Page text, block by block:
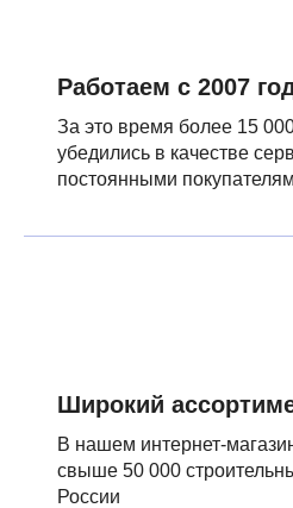
Работаем с 2007
За это время более 15
убедились в качестве
постоянными
Широкий
В нашем интернет-
свыше 50 000
России